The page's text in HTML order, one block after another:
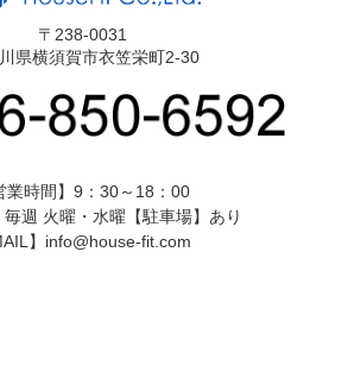
〒238-0031
県横須賀市衣笠栄町2-30
業時間】9：30～18：00
毎週 火曜・水曜【駐車場】あり
】info@house-fit.com